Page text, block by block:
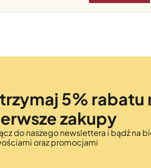
5% rabatu
zakupy
do naszego newslettera i bądź na
oraz promocjami